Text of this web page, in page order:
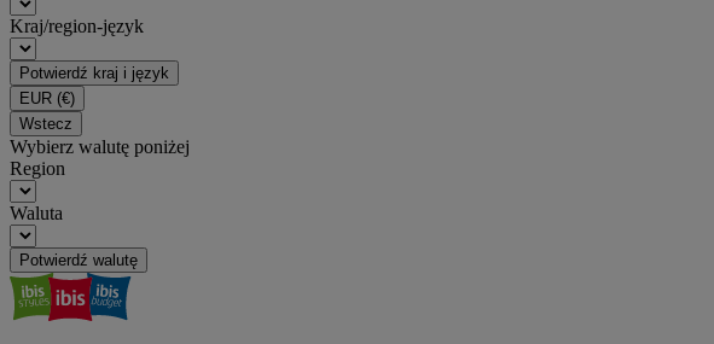
Kraj/region-język
Potwierdź kraj i język
EUR (€)
Wstecz
Wybierz walutę poniżej
Region
Waluta
Potwierdź walutę